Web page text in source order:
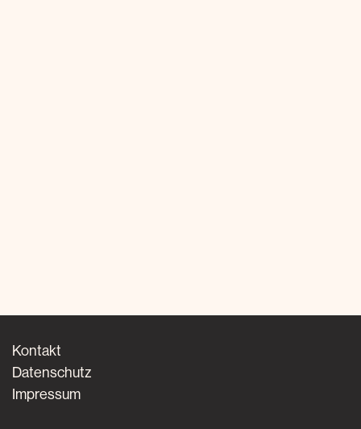
Kontakt
Datenschutz
Impressum